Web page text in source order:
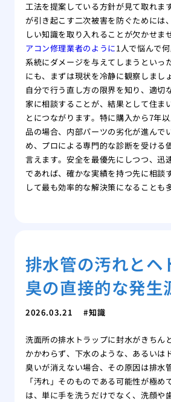
工法を提案している方針が見て取れま
が引き起こす二次被害を防ぐためには
しい知識を取り入れることが欠かせま
アコン修理業者のように1人で悩んで
系統にダメージを与えてしまうといっ
にも、まずは現状を冷静に観察しまし
自分で行う直し方の限界を知り、適切
家に相談することが、結果として住ま
とにつながります。特に購入から7年
品の場合、内部パーツの劣化が進んで
め、プロによる専門的な診断を受ける
言えます。安全を最優先にしつつ、迅
であれば、確かな実績を持つ先に相談
して最も効率的な解決策になることも
排水管の汚れとヘ
臭の直接的な発生
2026.03.21 知識
洗面所の排水トラップに封水がきちん
かかわらず、下水のような、あるいは
臭いが消えない場合、その原因は排水
「汚れ」そのものである可能性が極め
は、単に手を洗うだけでなく、洗顔や